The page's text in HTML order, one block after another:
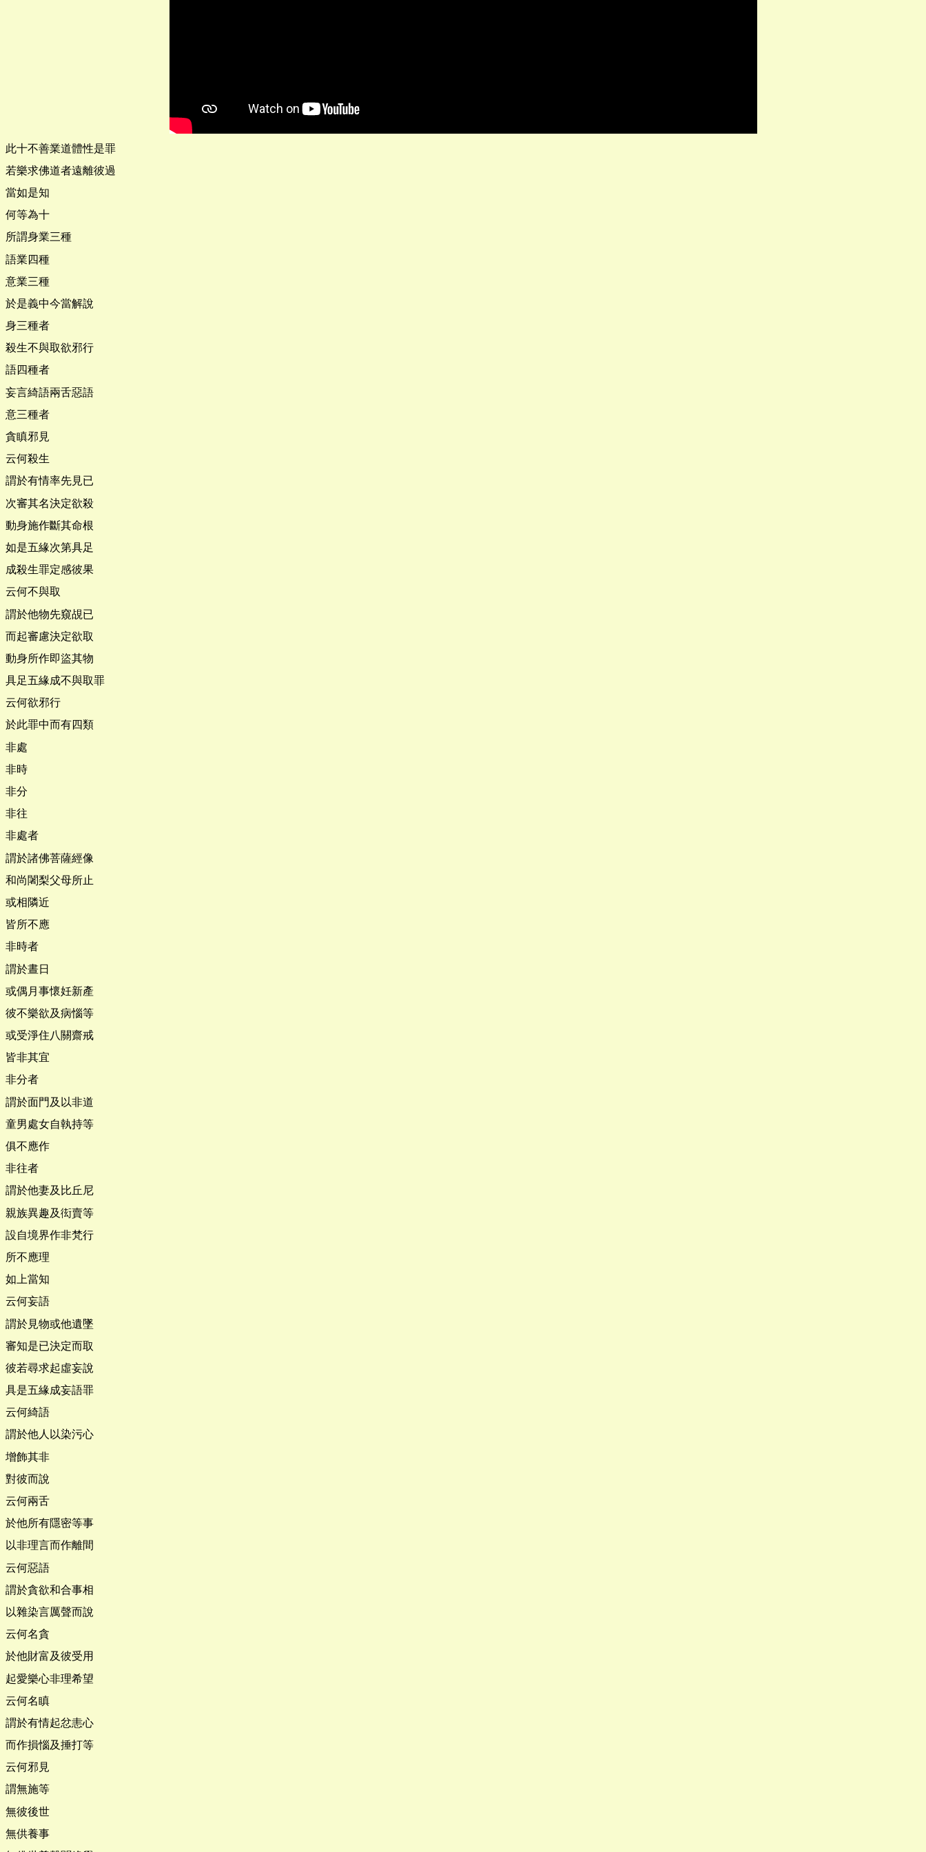
此十不善業道體性是罪
若樂求佛道者遠離彼過
當如是知
何等為十
所謂身業三種
語業四種
意業三種
於是義中今當解說
身三種者
殺生不與取欲邪行
語四種者
妄言綺語兩舌惡語
意三種者
貪瞋邪見
云何殺生
謂於有情率先見已
次審其名決定欲殺
動身施作斷其命根
如是五緣次第具足
成殺生罪定感彼果
云何不與取
謂於他物先窺覘已
而起審慮決定欲取
動身所作即盜其物
具足五緣成不與取罪
云何欲邪行
於此罪中而有四類
非處
非時
非分
非往
非處者
謂於諸佛菩薩經像
和尚闍梨父母所止
或相隣近
皆所不應
非時者
謂於晝日
或偶月事懷妊新產
彼不樂欲及病惱等
或受淨住八關齋戒
皆非其宜
非分者
謂於面門及以非道
童男處女自執持等
俱不應作
非往者
謂於他妻及比丘尼
親族異趣及衒賣等
設自境界作非梵行
所不應理
如上當知
云何妄語
謂於見物或他遺墜
審知是已決定而取
彼若尋求起虛妄說
具是五緣成妄語罪
云何綺語
謂於他人以染污心
增飾其非
對彼而說
云何兩舌
於他所有隱密等事
以非理言而作離間
云何惡語
謂於貪欲和合事相
以雜染言厲聲而說
云何名貪
於他財富及彼受用
起愛樂心非理希望
云何名瞋
謂於有情起忿恚心
而作損惱及捶打等
云何邪見
謂無施等
無彼後世
無供養事